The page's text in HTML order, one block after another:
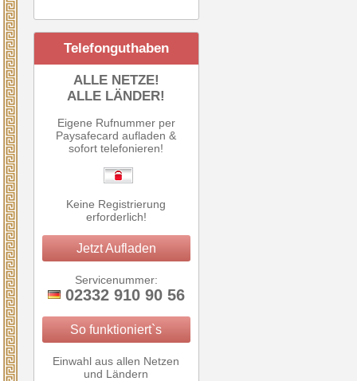
Telefonguthaben
ALLE NETZE!
ALLE LÄNDER!
Eigene Rufnummer per
Paysafecard aufladen &
sofort telefonieren!
Keine Registrierung
erforderlich!
Jetzt Aufladen
Servicenummer:
02332 910 90 56
So funktioniert`s
Einwahl aus allen Netzen
und Ländern